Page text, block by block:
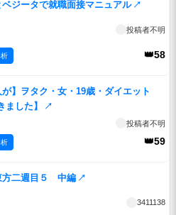
ベジータで就職面接マニュアル ↗
投稿者不明
👑58
が】ヲタク・女・19歳・ダイエット
ました】
↗
投稿者不明
👑59
方二週目５ 中編 ↗
3411138